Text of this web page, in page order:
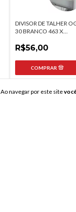
Ao navegar por este site
DIVISOR DE TALHER
30 BRANCO 463 X
R$56,00